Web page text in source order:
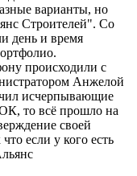
варианты, но
Строителей". Со
день и время
происходили с
Анжелой
исчерпывающие
то всё прошло на
своей
если у кого есть